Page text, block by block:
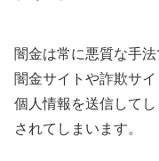
闇金は常に悪質な手
闇金サイトや詐欺サ
個人情報を送信して
されてしまいます。